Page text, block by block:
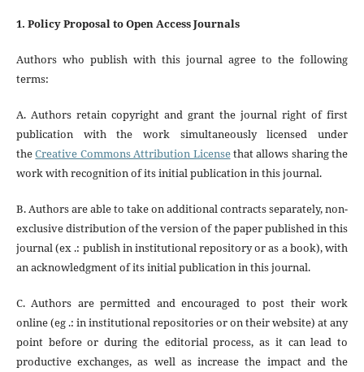
1. Policy Proposal to Open Access Journals
Authors who publish with this journal agree to the following
terms:
A. Authors retain copyright and grant the journal right of first
publication with the work simultaneously licensed under
theCreative Commons Attribution Licensethat allows sharing the
work with recognition of its initial publication in this journal.
B. Authors are able to take on additional contracts separately, non-
exclusive distribution of the version of the paper published in this
journal (ex .: publish in institutional repository or as a book), with
an acknowledgment of its initial publication in this journal.
C. Authors are permitted and encouraged to post their work
online (eg .: in institutional repositories or on their website) at any
point before or during the editorial process, as it can lead to
productive exchanges, as well as increase the impact and the